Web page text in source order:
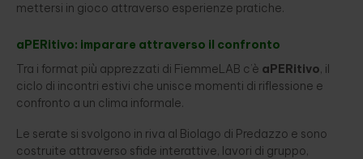
mettersi in gioco attraverso esperienze pratiche.
aPERitivo: imparare attraverso il confronto
Tra i format più apprezzati di FiemmeLAB c’è aPERitivo, il
ciclo di incontri estivi che unisce momenti di riflessione e
confronto a un clima informale.
Le serate si svolgono in riva al Biolago di Predazzo e sono
costruite attraverso sfide interattive, lavori di gruppo,